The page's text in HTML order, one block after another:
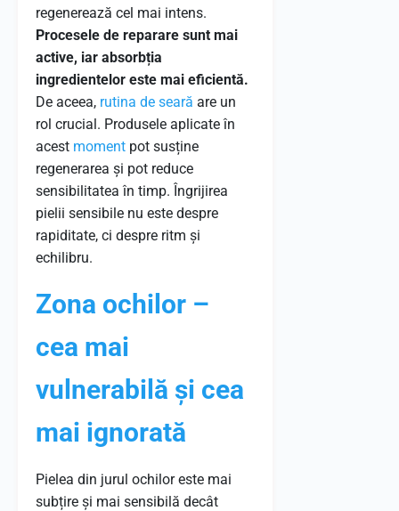
regenerează cel mai intens.
Procesele de reparare sunt mai
active, iar absorbția
ingredientelor este mai eficientă.
De aceea, rutina de seară are un
rol crucial. Produsele aplicate în
acest moment pot susține
regenerarea și pot reduce
sensibilitatea în timp. Îngrijirea
pielii sensibile nu este despre
rapiditate, ci despre ritm și
echilibru.
Zona ochilor –
cea mai
vulnerabilă și cea
mai ignorată
Pielea din jurul ochilor este mai
subțire și mai sensibilă decât